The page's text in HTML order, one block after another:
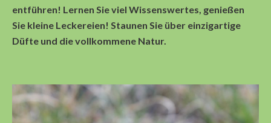
entführen! Lernen Sie viel Wissenswertes, genießen
Sie kleine Leckereien! Staunen Sie über einzigartige
Düfte und die vollkommene Natur.